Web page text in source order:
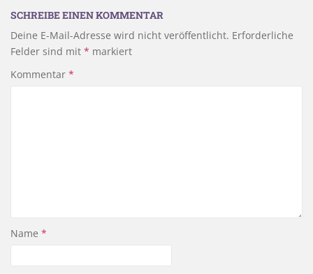
SCHREIBE EINEN KOMMENTAR
Deine E-Mail-Adresse wird nicht veröffentlicht. Erforderliche
Felder sind mit * markiert
Kommentar *
Name *